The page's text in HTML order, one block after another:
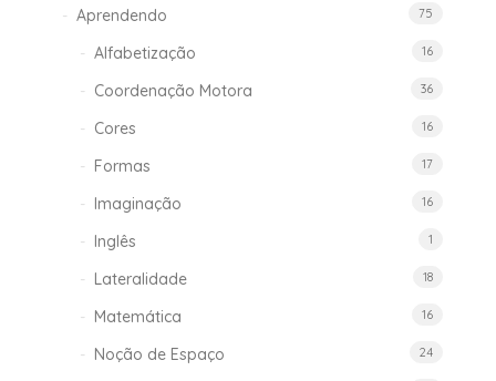
Aprendendo 75
Alfabetização 16
Coordenação Motora 36
Cores 16
Formas 17
Imaginação 16
Inglês 1
Lateralidade 18
Matemática 16
Noção de Espaço 24